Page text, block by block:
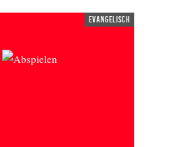
evangelisch